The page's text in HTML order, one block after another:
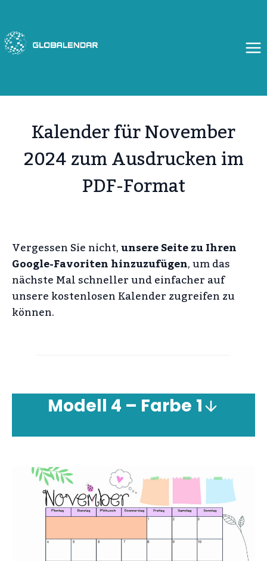
springen
Kalender für November
2024 zum Ausdrucken im
PDF-Format
Vergessen Sie nicht,unsere Seite zu Ihren
Google-Favoriten hinzuzufügen, um das
nächste Mal schneller und einfacher auf
unsere kostenlosen Kalender zugreifen zu
können.
Modell 4 – Farbe 1